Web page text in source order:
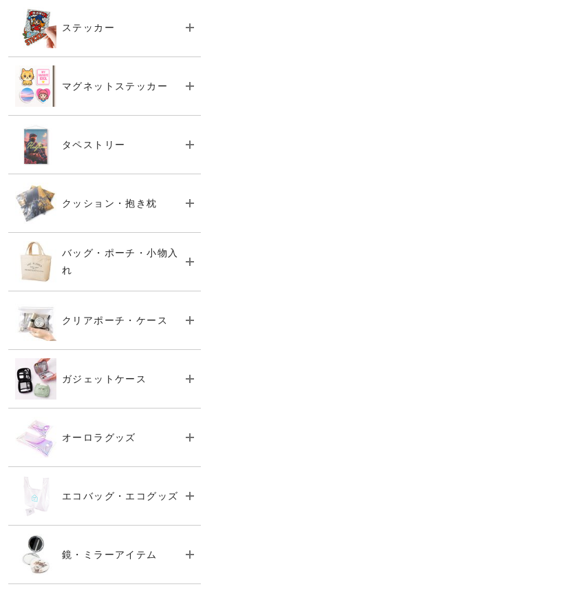
ステッカー
マグネットステッカー
タペストリー
クッション・抱き枕
バッグ・ポーチ・小物入
れ
クリアポーチ・ケース
ガジェットケース
オーロラグッズ
エコバッグ・エコグッズ
鏡・ミラーアイテム